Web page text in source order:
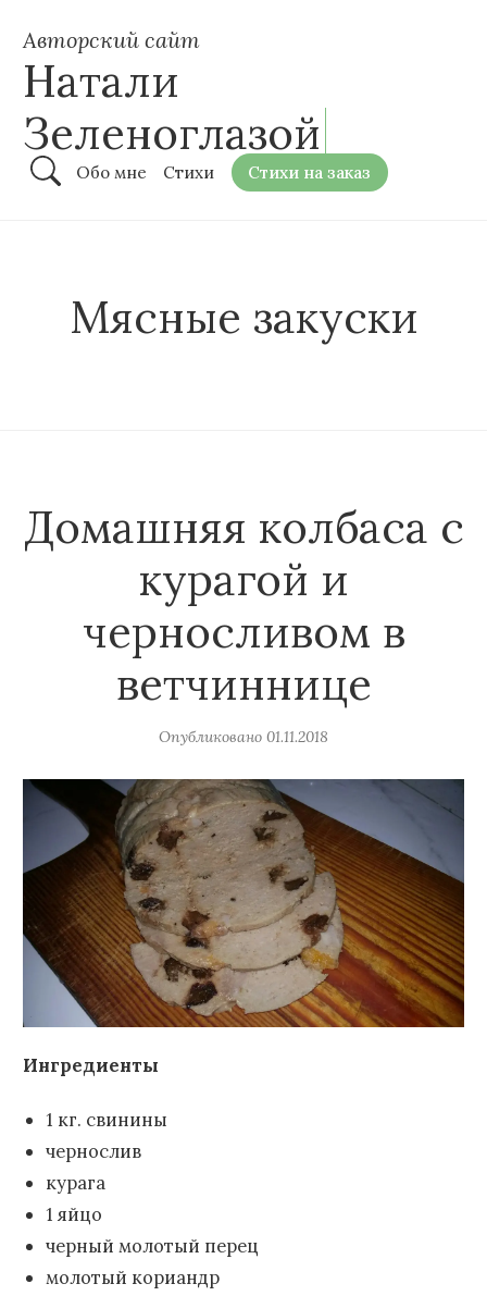
Авторский сайт
Натали
Зеленоглазой
Обо мне Стихи Стихи на заказ
Мясные закуски
Домашняя колбаса с
курагой и
черносливом в
ветчиннице
Опубликовано 01.11.2018
Ингредиенты
1 кг. свинины
чернослив
курага
1 яйцо
черный молотый перец
молотый кориандр